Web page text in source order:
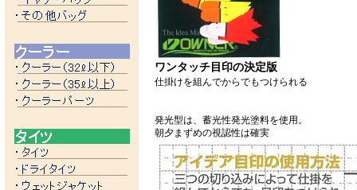
ワンタッチ目印の決定版
仕掛けを組んでからでもつけられる
発光型は、蓄光性発光塗料を使用。
朝夕まずめの視認性は確実